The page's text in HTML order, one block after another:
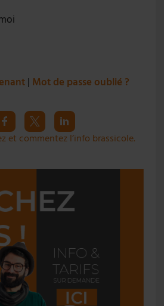
| Mot de passe oublié ?
et commentez l’info brassicole.